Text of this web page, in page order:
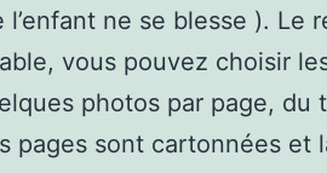
ne se blesse ). Le
vous pouvez choisir
photos par page, du
pages sont cartonnées et